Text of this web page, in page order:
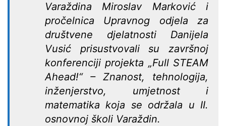
Varaždina Miroslav Marković i
pročelnica Upravnog odjela za
društvene djelatnosti Danijela
Vusić prisustvovali su završnoj
konferenciji projekta „Full STEAM
Ahead!“ – Znanost, tehnologija,
inženjerstvo, umjetnost i
matematika koja se održala u II.
osnovnoj školi Varaždin.